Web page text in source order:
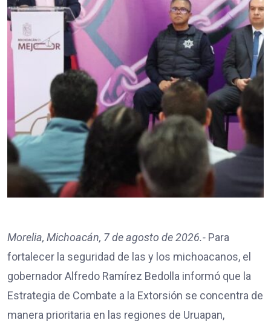
Morelia, Michoacán, 7 de agosto de 2026.- Para
fortalecer la seguridad de las y los michoacanos, el
gobernador Alfredo Ramírez Bedolla informó que la
Estrategia de Combate a la Extorsión se concentra de
manera prioritaria en las regiones de Uruapan,